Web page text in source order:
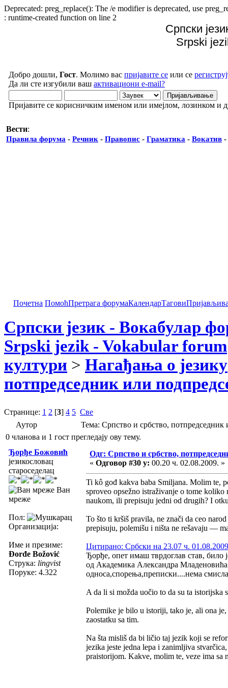
Deprecated: preg_replace(): The /e modifier is deprecated, use
: runtime-created function on line 2
Српски
Srpski
Добро дошли, Гост. Молимо вас пријавите се или се
Да ли сте изгубили ваш активациони e-mail?
Пријавите се корисничким именом или имејлом, лозинком и
Вести:
Правила форума - Речник - Правопис - Граматика - Вокатив -
Почетна ПомоћПретрага форумаКалендарТагови
Српски језик - Вокабулар
Srpski jezik - Vokabular forum
култури > Нагађања о језику
потпредседник или
Странице: 1 2 [3] 4 5 Све
Аутор
Тема: Српство и србство,
0 чланова и 1 гост прегледају ову тему.
Ђорђе Божовић
језикословац
староседелац
Ван
мреже
Пол:
Организација:
Име и презиме:
Đorđe Božović
Струка: lingvist
Поруке: 4.322
Одг: Српство и србство,
« Одговор #30 у: 00.20 ч. 02.08.2009. »
Ti kô gođ kakva baba Smiljana. Molim te,
sproveo opsežno istraživanje o tome
naukom, ili prepisuju jedni od drugih? I
To što ti kršiš pravila, ne znači da ceo
prepisuju, polemišu i ništa ne rešavaju —
Цитирано: Србски на 23.07 ч.
Ђорђе, опет имаш тврдоглав став,
од Академика Александра Младеновића
односа,спорења,преписки....нема
A da li si možda uočio to da su ta istorijska
Polemike je bilo u istoriji, tako je, ali ona
zaostatku sa tim.
Na šta misliš da bi ličio taj jezik koji se
jezika jeste jedna lepa i zanimljiva
praistorijom. Kakve, molim te, veze ima sa